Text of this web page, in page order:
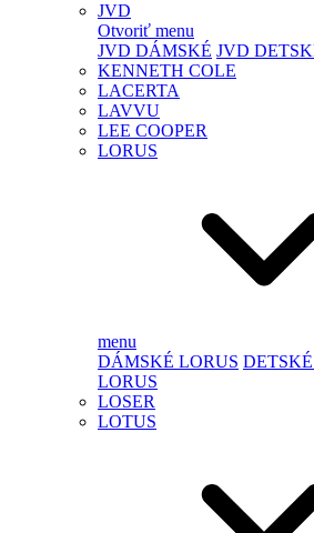
JVD
Otvoriť menu
JVD DÁMSKÉ JVD
KENNETH COLE
LACERTA
LAVVU
LEE COOPER
LORUS
menu
DÁMSKÉ LORUS
LORUS
LOSER
LOTUS